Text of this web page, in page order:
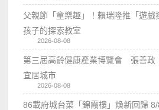
父親節「童樂趣」！賴瑞隆推「遊戲
孩子的探索教室
2026-08-08
第三屆高齡健康產業博覽會 張善政
宜居城市
2026-08-08
86載府城台菜「錦霞樓」煥新回歸